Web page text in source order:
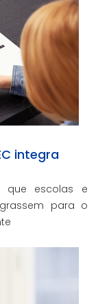
integra
que escolas e
para o